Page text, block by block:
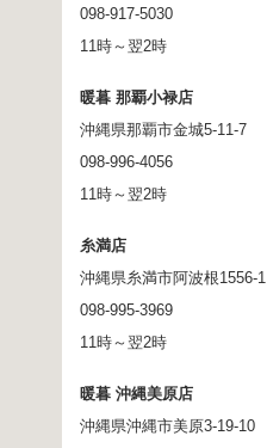
098-917-5030
11時～翌2時
暖暮 那覇小禄店
沖縄県那覇市金城5-11-7
098-996-4056
11時～翌2時
糸満店
沖縄県糸満市阿波根1556-1
098-995-3969
11時～翌2時
暖暮 沖縄美原店
沖縄県沖縄市美原3-19-10